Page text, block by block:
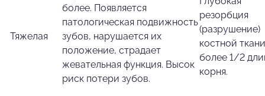
Тяжелая
более. Появляется
патологическая подвижность
зубов, нарушается их
положение, страдает
жевательная функция. Высок
риск потери зубов.
резорбция
(разрушение)
костной
более 1/2
корня.